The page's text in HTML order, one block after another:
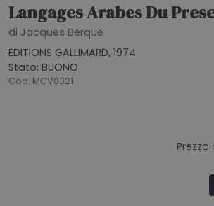
Langages Arabes Du
di Jacques Berque
EDITIONS GALLIMARD, 1974
Stato: BUONO
Cod. MCV0321
Prezzo